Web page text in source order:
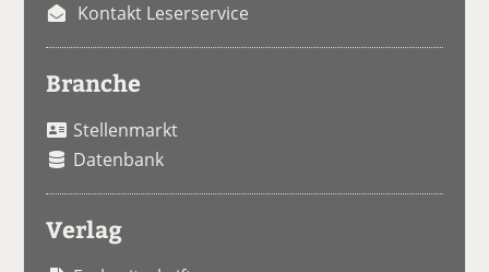
Kontakt Leserservice
Branche
Stellenmarkt
Datenbank
Verlag